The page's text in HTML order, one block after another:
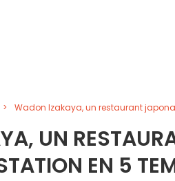
Wadon Izakaya, un restaurant
UN
EN 5